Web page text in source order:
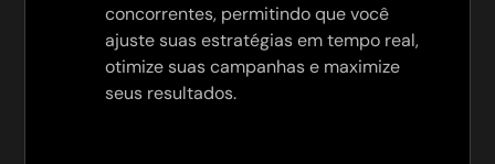
concorrentes, permitindo que você
ajuste suas estratégias em tempo real,
otimize suas campanhas e maximize
seus resultados.